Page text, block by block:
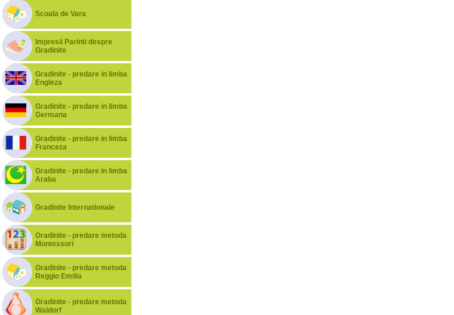
Scoala de Vara
Impresii Parinti despre
Gradinite
Gradinite - predare in limba
Engleza
Gradinite - predare in limba
Germana
Gradinite - predare in limba
Franceza
Gradinite - predare in limba
Araba
Gradinite Internationale
Gradinite - predare metoda
Montessori
Gradinite - predare metoda
Reggio Emilia
Gradinite - predare metoda
Waldorf